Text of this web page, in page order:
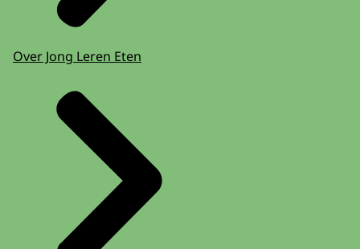
Over Jong Leren Eten